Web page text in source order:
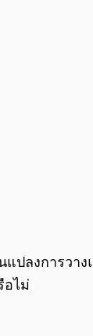
ปลงการวา
อไม่